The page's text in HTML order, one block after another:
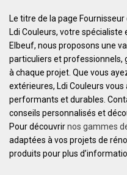
Le titre de la page
Ldi Couleurs, votre
Elbeuf, nous proposons une
particuliers et professionnels,
à chaque projet. Que vous
extérieures, Ldi Couleurs
performants et durables.
conseils personnalisés et
Pour découvrirnos gammes
adaptées à vos projets de
produits pour plus